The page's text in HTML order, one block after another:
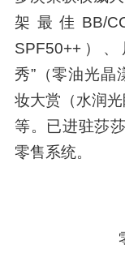
架最佳BB/
SPF50++）
秀”（零油光晶
妆大赏（水润
等。已进驻莎
零售系统。